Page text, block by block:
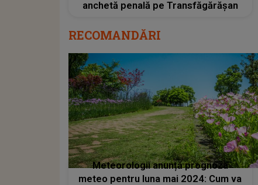
anchetă penală pe Transfăgărășan
RECOMANDĂRI
Meteorologii anunță prognoza
meteo pentru luna mai 2024: Cum va